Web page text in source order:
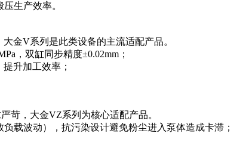
生产效率。
金V系列是此类设备的主流适配产品。
，双缸同步精度±0.02mm；
升加工效率；
苛，大金VZ系列为核心适配产品。
载波动），抗污染设计避免粉尘进入泵体造成卡滞；